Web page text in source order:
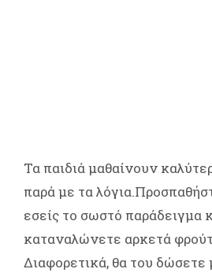
Τα παιδιά μαθαίνουν
παρά με τα
εσείς το σωστό παράδειγμα
καταναλώνετε αρκετά
Διαφορετικά, θα του